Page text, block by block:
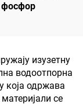
фосфор
изузетну
водоотпорна
која одржава
се